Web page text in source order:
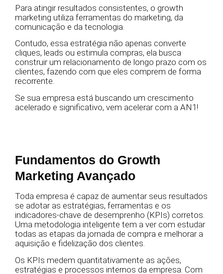
Para atingir resultados consistentes, o growth
marketing utiliza ferramentas do marketing, da
comunicação e da tecnologia.
Contudo, essa estratégia não apenas converte
cliques, leads ou estimula compras, ela busca
construir um relacionamento de longo prazo com os
clientes, fazendo com que eles comprem de forma
recorrente.
Se sua empresa está buscando um crescimento
acelerado e significativo, vem acelerar com a AN1!
Fundamentos do Growth
Marketing Avançado
Toda empresa é capaz de aumentar seus resultados
se adotar as estratégias, ferramentas e os
indicadores-chave de desemprenho (KPIs) corretos.
Uma metodologia inteligente tem a ver com estudar
todas as etapas da jornada de compra e melhorar a
aquisição e fidelização dos clientes.
Os KPIs medem quantitativamente as ações,
estratégias e processos internos da empresa. Com